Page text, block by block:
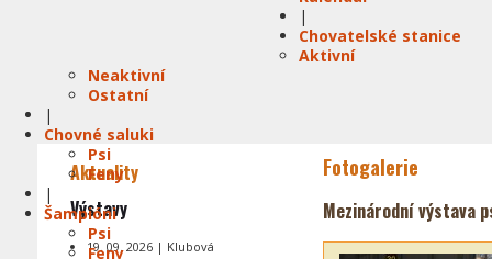
|
Chovatelské stanice
Aktivní
Neaktivní
Ostatní
|
Chovné saluki
Psi
Feny
|
Šampióni
Psi
Feny
Fotogalerie
Mezinárodní výstava
Aktuality
Výstavy
19. 09. 2026 | Klubová